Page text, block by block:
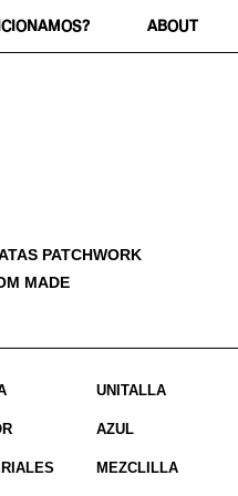
ABOUT
PATCHWORK
MADE
UNITALLA
AZUL
MEZCLILLA